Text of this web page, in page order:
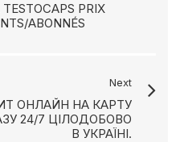
PRIX
ABONNÉS
Next
ОНЛАЙН НА КАРТУ
24/7 ЦІЛОДОБОВО
В УКРАЇНІ.